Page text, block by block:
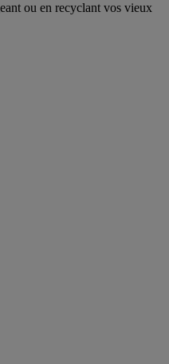
ou en recyclant vos vieux